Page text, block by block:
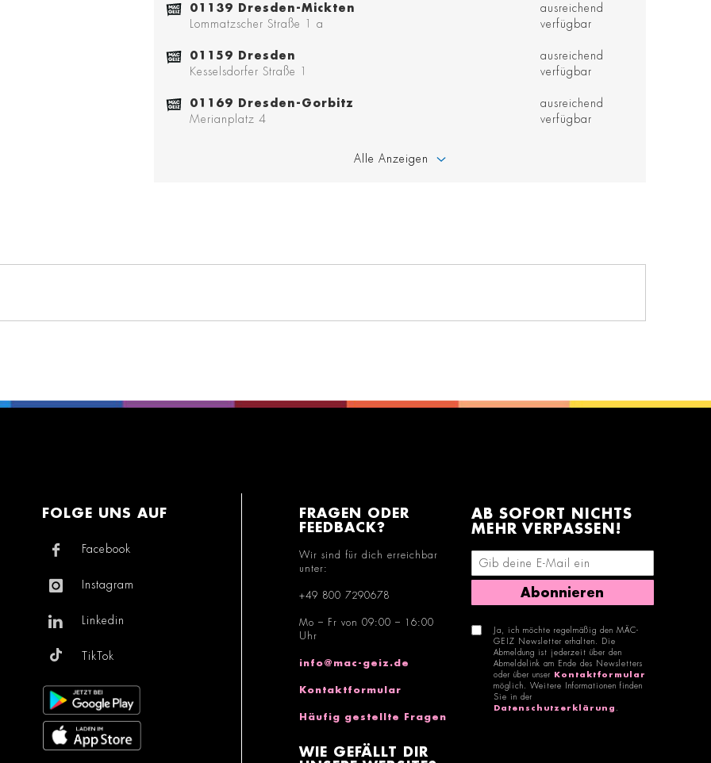
01139 Dresden-Mickten
Lommatzscher Straße 1 a
ausreichend
verfügbar
01159 Dresden
Kesselsdorfer Straße 1
ausreichend
verfügbar
01169 Dresden-Gorbitz
Merianplatz 4
ausreichend
verfügbar
Alle Anzeigen
FOLGE UNS AUF
Facebook
Instagram
Linkedin
TikTok
FRAGEN ODER
FEEDBACK?
Wir sind für dich erreichbar
unter:
+49 800 7290678
Mo – Fr von 09:00 – 16:00
Uhr
info@mac-geiz.de
Kontaktformular
Häufig gestellte Fragen
WIE GEFÄLLT DIR
AB SOFORT NICHTS
MEHR VERPASSEN!
E-Mail-Adresse eingeben
Abonnieren
Ja, ich möchte regelmäßig den MÄC-
GEIZ Newsletter erhalten. Die
Abmeldung ist jederzeit über den
Abmeldelink am Ende des Newsletters
oder über unser
Kontaktformular
möglich. Weitere Informationen finden
Sie in der
Datenschutzerklärung .